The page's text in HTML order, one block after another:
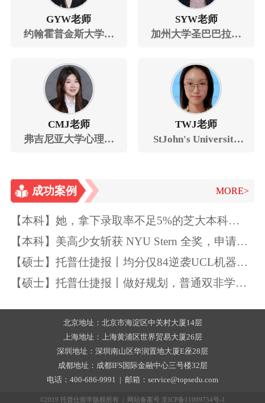
GYW老师
约翰霍普金斯大学教
SYW老师
加州大学圣巴巴拉分
士
CMJ老师
弗吉尼亚大学心理学
TWJ老师
StJohn's University
成功案例 MORE>
【本科】她，拿下录取率不足5%的芝大本科
Offer！独一无二的特质如此“养成”~
【本科】美高少女斩获 NYU Stern 全奖，申请季
精准规划圆梦顶尖商学院
【硕士】托普仕捷报丨均分仅84逆袭UCL机器学
习
【硕士】托普仕捷报丨做好规划，普通双非学生
北京地址：北京市海淀区中关村大厦14层
上海地址：上海黄浦区世界贸易大厦26层
深圳地址：深圳南山区华润置地大厦E座28层
成都地址：成都IFS国际金融中心三号楼32层
电话：400-686-9991 | 邮箱：service@topsedu.com
©2019 托普仕留学版权所有 | 网站备案号 京ICP备11009754号-1